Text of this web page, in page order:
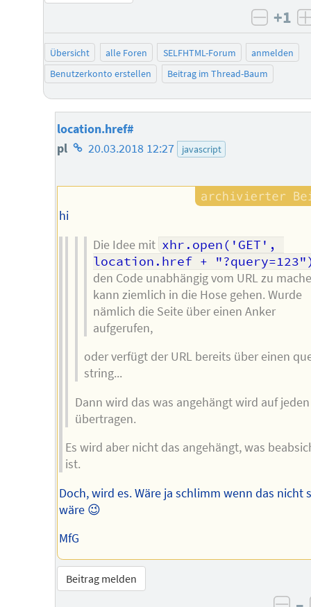
+1
Übersicht alle Foren SELFHTML-Forum
anmelden
Benutzerkonto erstellen
Beitrag im Thread-Baum
location.href#
pl Homepage
Autors
20.03.2018 12:27 javascript
hi
Die Idee mit xhr.open('GET',
location.href +
den Code unabhängig vom URL zu
kann ziemlich in die Hose gehen. Wurde
nämlich die Seite über einen Anker
aufgerufen,
oder verfügt der URL bereits über einen
string...
Dann wird das was angehängt wird auf
übertragen.
Es wird aber nicht das angehängt, was
ist.
Doch, wird es. Wäre ja schlimm wenn das nicht
wäre 😉
MfG
Beitrag melden